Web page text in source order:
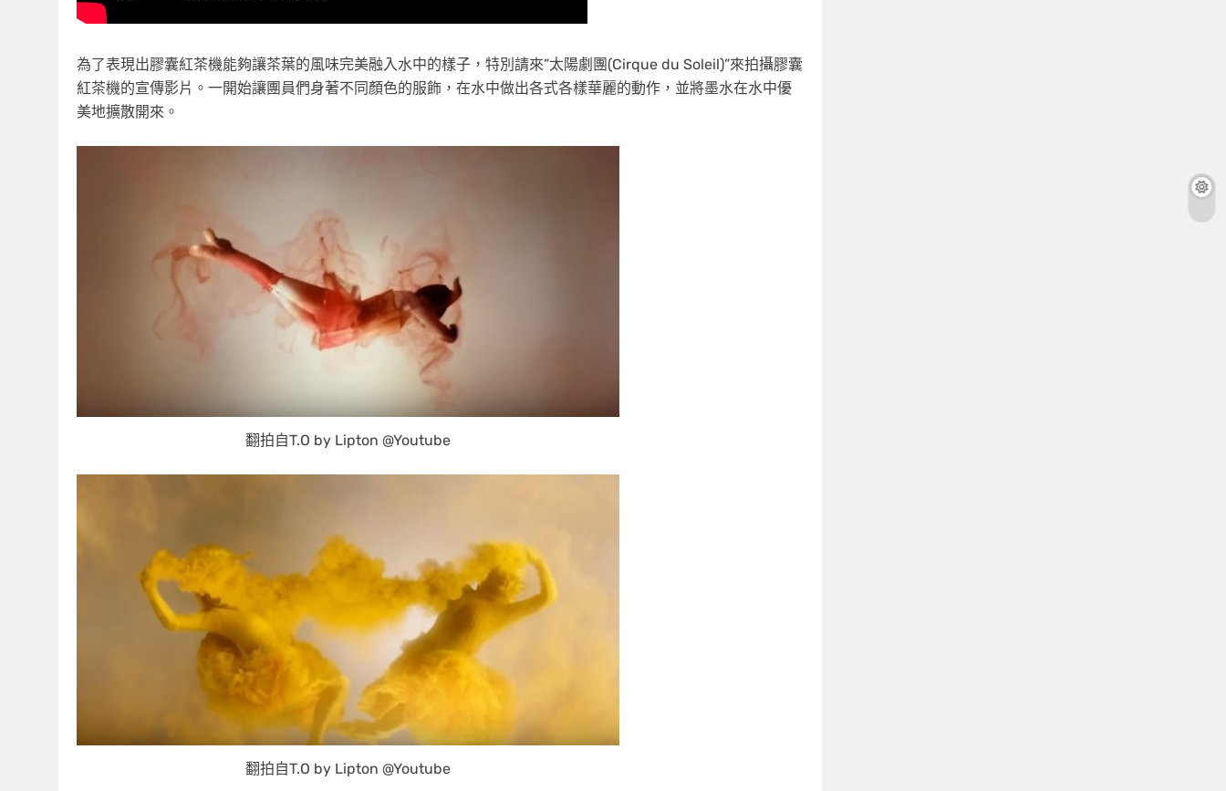
為了表現出膠囊紅茶機能夠讓茶葉的風味完美融入水中的樣子，特別請來”太陽劇團(Cirque du Soleil)”來拍攝膠囊
紅茶機的宣傳影片。一開始讓團員們身著不同顏色的服飾，在水中做出各式各樣華麗的動作，並將墨水在水中優
美地擴散開來。
翻拍自T.O by Lipton @Youtube
翻拍自T.O by Lipton @Youtube